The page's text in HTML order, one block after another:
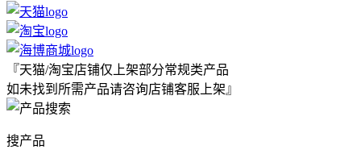
『天猫/淘宝店铺仅上架部分常规类产品
如未找到所需产品请咨询店铺客服上架』
搜产品